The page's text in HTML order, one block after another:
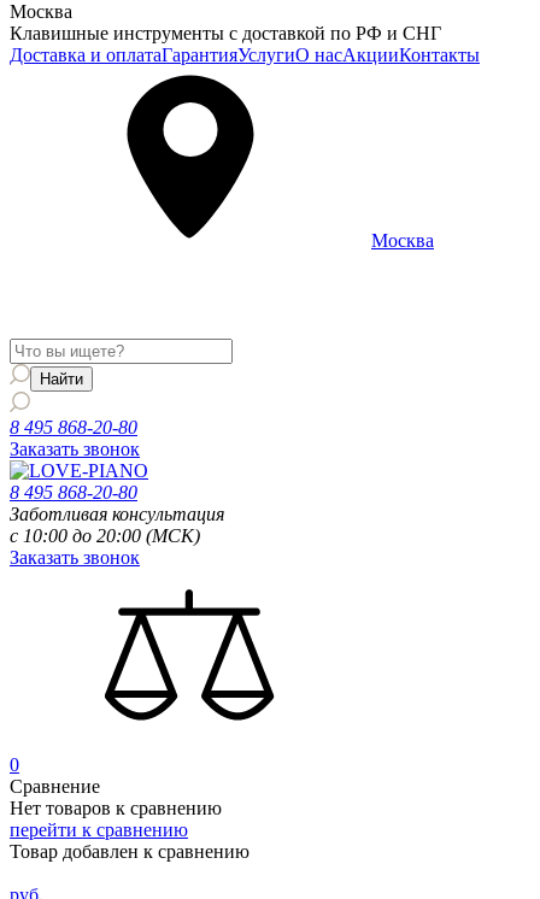
Москва
Клавишные инструменты с доставкой по РФ и СНГ
Доставка и оплатаГарантияУслугиО насАкцииКонтакты
Москва
8 495 868-20-80
Заказать звонок
8 495 868-20-80
Заботливая консультация
с 10:00 до 20:00 (МСК)
Заказать звонок
0
Сравнение
Нет товаров к сравнению
перейти к сравнению
Товар добавлен к сравнению
руб.